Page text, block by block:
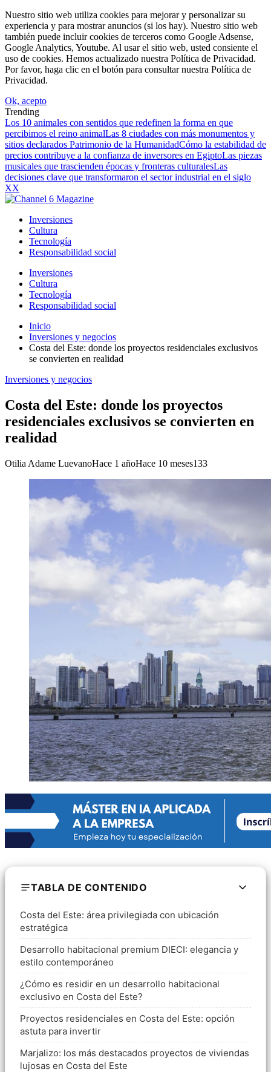
Nuestro sitio web utiliza cookies para mejorar y personalizar su
experiencia y para mostrar anuncios (si los hay). Nuestro sitio web
también puede incluir cookies de terceros como Google Adsense,
Google Analytics, Youtube. Al usar el sitio web, usted consiente el
uso de cookies. Hemos actualizado nuestra Política de Privacidad.
Por favor, haga clic en el botón para consultar nuestra Política de
Privacidad.
Ok, acepto
Trending
Los 10 animales con sentidos que redefinen la forma en que
percibimos el reino animalLas 8 ciudades con más monumentos y
sitios declarados Patrimonio de la HumanidadCómo la estabilidad de
precios contribuye a la confianza de inversores en EgiptoLas piezas
musicales que trascienden épocas y fronteras culturalesLas
decisiones clave que transformaron el sector industrial en el siglo
XX
Inversiones
Cultura
Tecnología
Responsabilidad social
Inversiones
Cultura
Tecnología
Responsabilidad social
Inicio
Inversiones y negocios
Costa del Este: donde los proyectos residenciales exclusivos
se convierten en realidad
Inversiones y negocios
Costa del Este: donde los proyectos
residenciales exclusivos se convierten en
realidad
Otilia Adame LuevanoHace 1 añoHace 10 meses133
TABLA DE CONTENIDO
Costa del Este: área privilegiada con ubicación
estratégica
Desarrollo habitacional premium DIECI: elegancia y
estilo contemporáneo
¿Cómo es residir en un desarrollo habitacional
exclusivo en Costa del Este?
Proyectos residenciales en Costa del Este: opción
astuta para invertir
Marjalizo: los más destacados proyectos de viviendas
lujosas en Costa del Este